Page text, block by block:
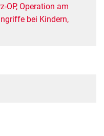
OP, Operation am
bei Kindern,